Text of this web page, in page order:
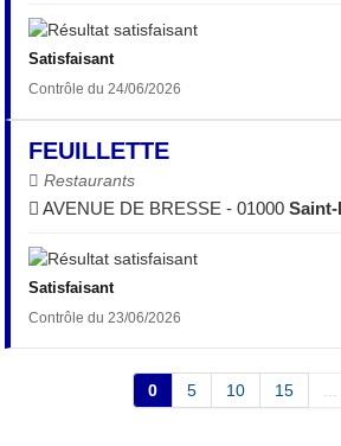
Satisfaisant
Contrôle du 24/06/2026
FEUILLETTE
Restaurants
AVENUE DE BRESSE - 01000
Satisfaisant
Contrôle du 23/06/2026
0 5 10 15 ...